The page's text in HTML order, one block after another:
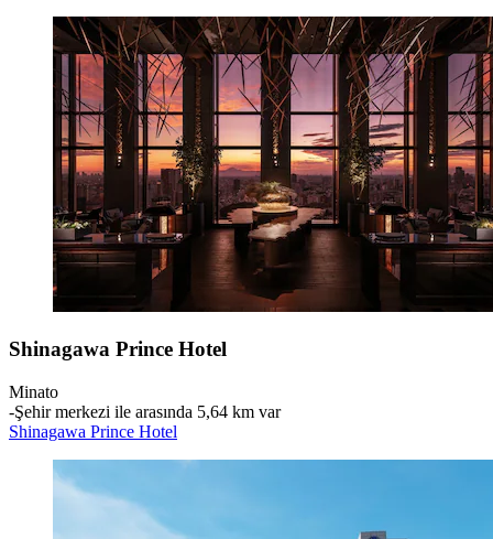
Shinagawa Prince Hotel
Minato
‐Şehir merkezi ile arasında 5,64 km var
Shinagawa Prince Hotel